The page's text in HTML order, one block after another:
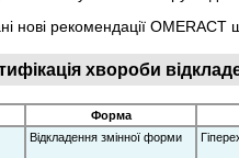
нові рекомендації
хвороби
Форма
Відкладення змінної форми